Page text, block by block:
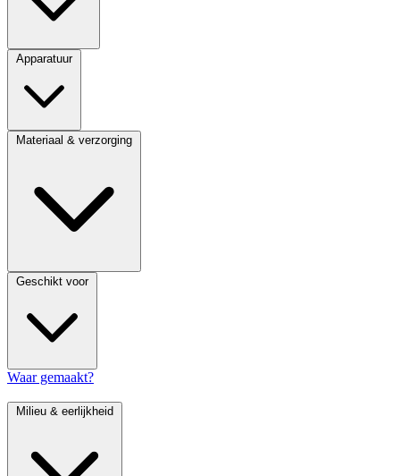
Apparatuur
Materiaal & verzorging
Geschikt voor
Waar gemaakt?
Milieu & eerlijkheid